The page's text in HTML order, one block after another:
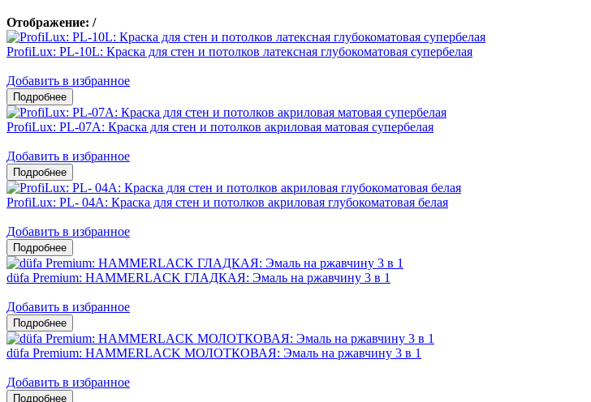
Отображение: /
ProfiLux: PL-10L: Краска для стен и потолков латексная глубокоматовая супербелая
Добавить в избранное
ProfiLux: PL-07А: Краска для стен и потолков акриловая матовая супербелая
Добавить в избранное
ProfiLux: PL- 04А: Краска для стен и потолков акриловая глубокоматовая белая
Добавить в избранное
düfa Premium: HAMMERLACK ГЛАДКАЯ: Эмаль на ржавчину 3 в 1
Добавить в избранное
düfa Premium: HAMMERLACK МОЛОТКОВАЯ: Эмаль на ржавчину 3 в 1
Добавить в избранное